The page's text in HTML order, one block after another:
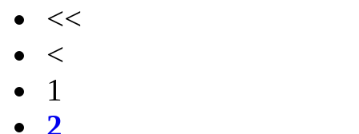
<<
<
1
2